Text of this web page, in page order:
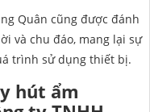
Quân cũng được đánh
và chu đáo, mang lại sự
trình sử dụng thiết bị.
hút ẩm